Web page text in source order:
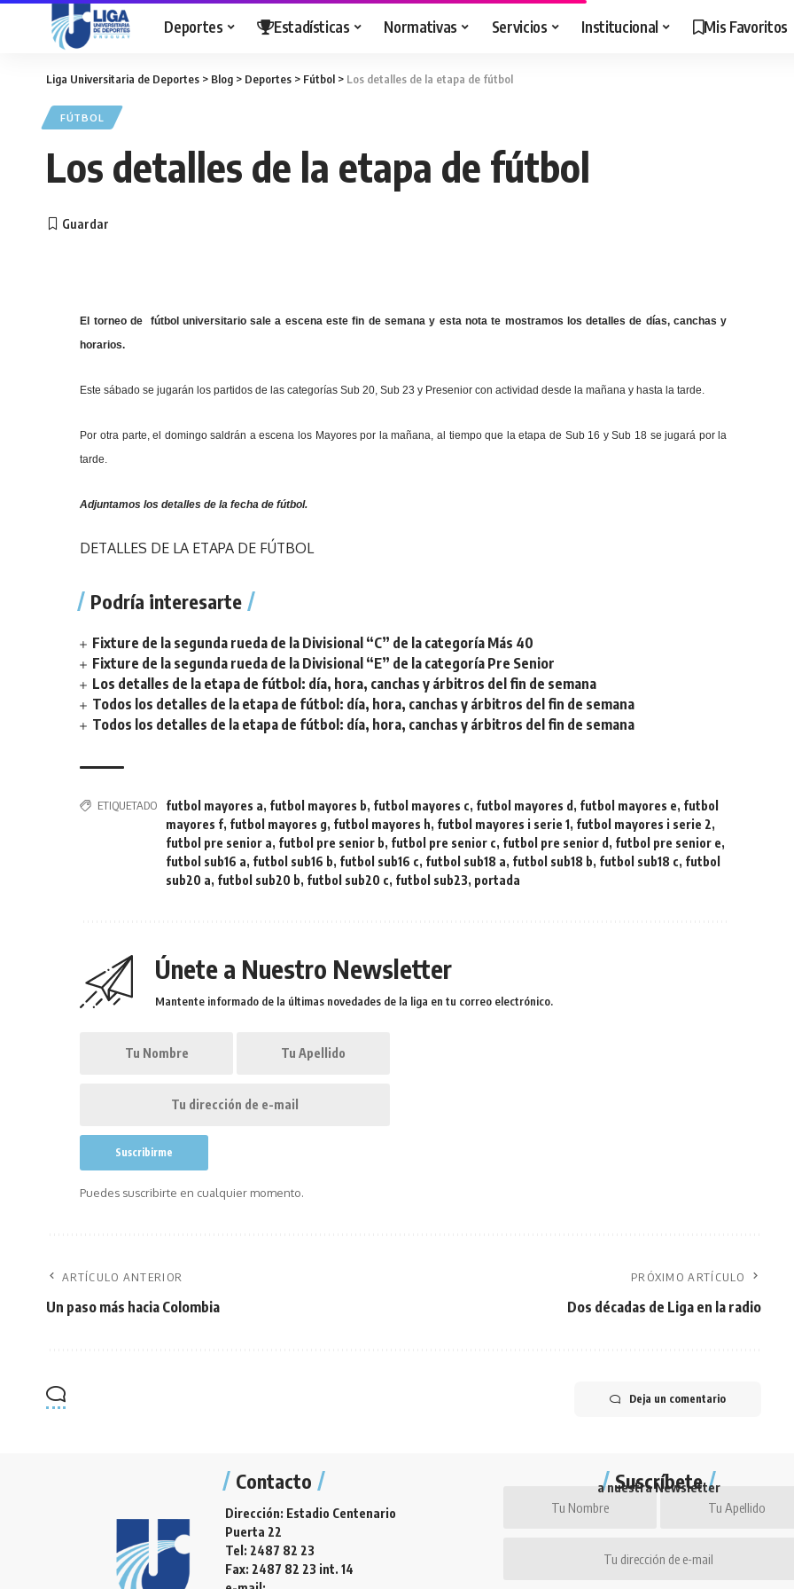
Deportes Estadísticas Normativas Servicios Institucional Mis Favoritos
Liga Universitaria de Deportes > Blog > Deportes > Fútbol > Los detalles de la etapa de fútbol
FÚTBOL
Los detalles de la etapa de fútbol
El torneo de fútbol universitario sale a escena este fin de semana y esta nota te mostramos los detalles de días, canchas y
horarios.
Este sábado se jugarán los partidos de las categorías Sub 20, Sub 23 y Presenior con actividad desde la mañana y hasta la tarde.
Por otra parte, el domingo saldrán a escena los Mayores por la mañana, al tiempo que la etapa de Sub 16 y Sub 18 se jugará por la
tarde.
Adjuntamos los detalles de la fecha de fútbol.
DETALLES DE LA ETAPA DE FÚTBOL
Podría interesarte
Fixture de la segunda rueda de la Divisional “C” de la categoría Más 40
Fixture de la segunda rueda de la Divisional “E” de la categoría Pre Senior
Los detalles de la etapa de fútbol: día, hora, canchas y árbitros del fin de semana
Todos los detalles de la etapa de fútbol: día, hora, canchas y árbitros del fin de semana
Todos los detalles de la etapa de fútbol: día, hora, canchas y árbitros del fin de semana
ETIQUETADO futbol mayores a, futbol mayores b, futbol mayores c, futbol mayores d , futbol mayores e, futbol
mayores f, futbol mayores g, futbol mayores h, futbol mayores i serie 1, futbol mayores i serie 2,
futbol pre senior a, futbol pre senior b, futbol pre senior c, futbol pre senior d , futbol pre senior e,
futbol sub16 a, futbol sub16 b, futbol sub16 c, futbol sub18 a, futbol sub18 b, futbol sub18 c, futbol
sub20 a, futbol sub20 b, futbol sub20 c, futbol sub23, portada
Únete a Nuestro Newsletter
Mantente informado de la últimas novedades de la liga en tu correo electrónico.
Puedes suscribirte en cualquier momento.
ARTÍCULO ANTERIOR
Un paso más hacia Colombia
PRÓXIMO ARTÍCULO
Dos décadas de Liga en la radio
Deja un comentario
Contacto
Dirección: Estadio Centenario
Puerta 22
Tel: 2487 82 23
Fax: 2487 82 23 int. 14
Suscríbete
a nuestra Newsletter